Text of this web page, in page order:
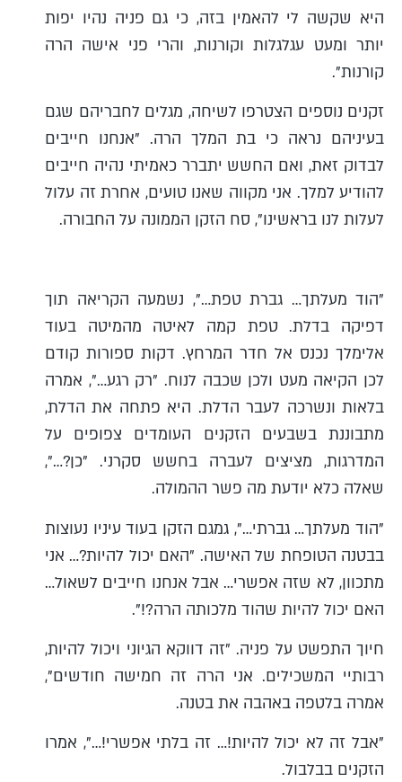
היא שקשה לי להאמין בזה, כי גם פניה נהיו יפות
יותר ומעט עגלגלות וקורנות, והרי פני אישה הרה
קורנות".
זקנים נוספים הצטרפו לשיחה, מגלים לחבריהם שגם
בעיניהם נראה כי בת המלך הרה. "אנחנו חייבים
לבדוק זאת, ואם החשש יתברר כאמיתי נהיה חייבים
להודיע למלך. אני מקווה שאנו טועים, אחרת זה עלול
לעלות לנו בראשינו", סח הזקן הממונה על החבורה.
"הוד מעלתך… גברת טפת…", נשמעה הקריאה תוך
דפיקה בדלת. טפת קמה לאיטה מהמיטה בעוד
אלימלך נכנס אל חדר המרחץ. דקות ספורות קודם
לכן הקיאה מעט ולכן שכבה לנוח. "רק רגע…", אמרה
בלאות ונשרכה לעבר הדלת. היא פתחה את הדלת,
מתבוננת בשבעים הזקנים העומדים צפופים על
המדרגות, מציצים לעברה בחשש סקרני. "כן?…",
שאלה כלא יודעת מה פשר ההמולה.
"הוד מעלתך… גברתי…", גמגם הזקן בעוד עיניו נעוצות
בבטנה הטופחת של האישה. "האם יכול להיות?… אני
מתכוון, לא שזה אפשרי… אבל אנחנו חייבים לשאול…
האם יכול להיות שהוד מלכותה הרה?!".
חיוך התפשט על פניה. "זה דווקא הגיוני ויכול להיות,
רבותיי המשכילים. אני הרה זה חמישה חודשים",
אמרה בלטפה באהבה את בטנה.
"אבל זה לא יכול להיות!… זה בלתי אפשרי!…", אמרו
הזקנים בבלבול.